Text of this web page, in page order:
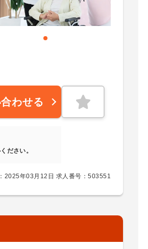
わせる
ださい。
2025年03月12日 求人番号：503551